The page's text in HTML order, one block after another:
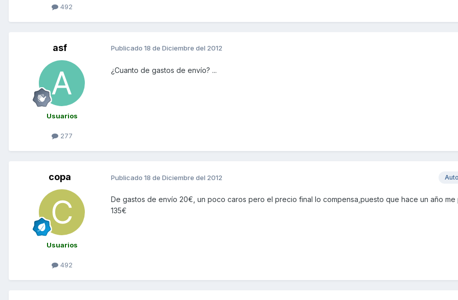
492
asf
Usuarios
277
Publicado 18 de Diciembre del 2012
¿Cuanto de gastos de envío? ...
copa
Usuarios
492
Publicado 18 de Diciembre del 2012
De gastos de envío 20€, un poco caros pero el precio final lo compensa,puesto que hace un año me
135€